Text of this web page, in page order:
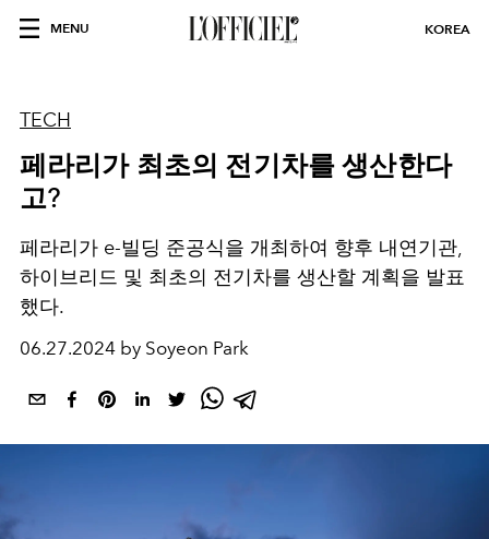
MENU KOREA
TECH
페라리가 최초의 전기차를 생산한다
고?
페라리가 e-빌딩 준공식을 개최하여 향후 내연기관,
하이브리드 및 최초의 전기차를 생산할 계획을 발표
했다.
06.27.2024 by Soyeon Park